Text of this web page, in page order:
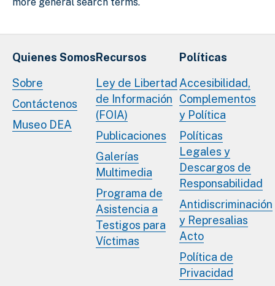
Quienes Somos
Sobre
Contáctenos
Museo DEA
Recursos
Ley de Libertad
de Información
(FOIA)
Publicaciones
Galerías
Multimedia
Programa de
Asistencia a
Testigos para
Víctimas
Políticas
Accesibilidad,
Complementos
y Política
Políticas
Legales y
Descargos de
Responsabilidad
Antidiscriminación
y Represalias
Acto
Política de
Privacidad